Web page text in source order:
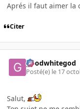
Aprés il faut aimer la
Citer
goodwhitegod
Posté(e) le 17
Salut,